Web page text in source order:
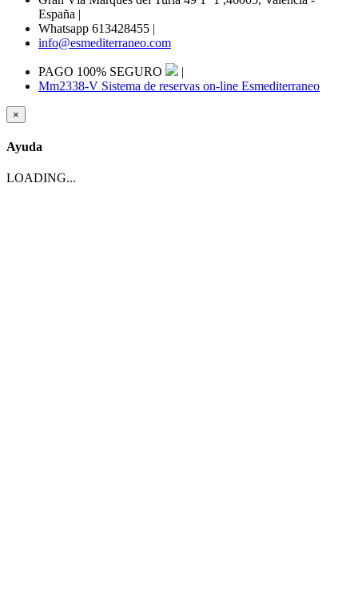
España |
Whatsapp 613428455 |
info@esmediterraneo.com
PAGO 100% SEGURO
|
Mm2338-V Sistema de reservas on-line Esmediterraneo
×
Ayuda
LOADING...